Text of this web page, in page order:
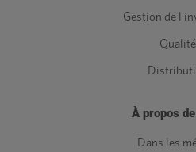
Gestion de
Qualité
À propos
Dans les